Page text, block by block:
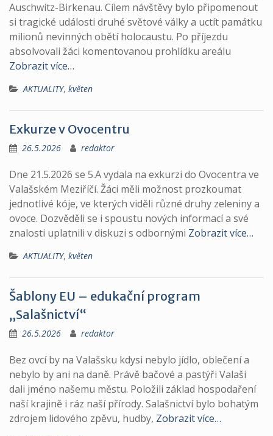
Auschwitz-Birkenau. Cílem návštěvy bylo připomenout
si tragické události druhé světové války a uctít památku
milionů nevinných obětí holocaustu. Po příjezdu
absolvovali žáci komentovanou prohlídku areálu
Zobrazit více…
AKTUALITY, květen
Exkurze v Ovocentru
26.5.2026 redaktor
Dne 21.5.2026 se 5.A vydala na exkurzi do Ovocentra ve
Valašském Meziříčí. Žáci měli možnost prozkoumat
jednotlivé kóje, ve kterých viděli různé druhy zeleniny a
ovoce. Dozvěděli se i spoustu nových informací a své
znalosti uplatnili v diskuzi s odbornými Zobrazit více…
AKTUALITY, květen
Šablony EU – edukační program
„Salašnictví“
26.5.2026 redaktor
Bez ovcí by na Valašsku kdysi nebylo jídlo, oblečení a
nebylo by ani na daně. Právě bačové a pastýři Valaši
dali jméno našemu městu. Položili základ hospodaření
naší krajině i ráz naší přírody. Salašnictví bylo bohatým
zdrojem lidového zpěvu, hudby, Zobrazit více…